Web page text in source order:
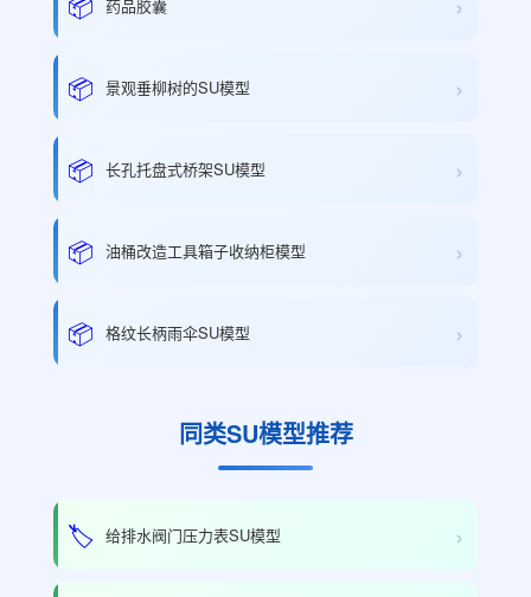
药品胶囊
📦 景观垂柳树的SU模型 ›
📦 长孔托盘式桥架SU模型 ›
📦 油桶改造工具箱子收纳柜模型 ›
📦 格纹长柄雨伞SU模型 ›
同类SU模型推荐
🏷️ 给排水阀门压力表SU模型 ›